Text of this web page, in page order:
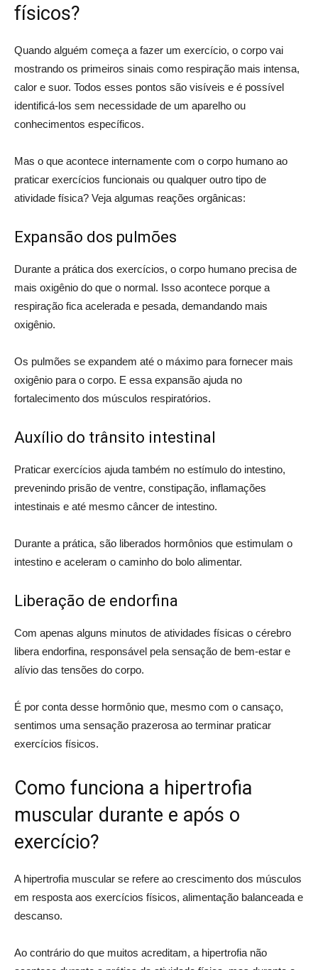
físicos?
Quando alguém começa a fazer um exercício, o corpo vai
mostrando os primeiros sinais como respiração mais intensa,
calor e suor. Todos esses pontos são visíveis e é possível
identificá-los sem necessidade de um aparelho ou
conhecimentos específicos.
Mas o que acontece internamente com o corpo humano ao
praticar exercícios funcionais ou qualquer outro tipo de
atividade física? Veja algumas reações orgânicas:
Expansão dos pulmões
Durante a prática dos exercícios, o corpo humano precisa de
mais oxigênio do que o normal. Isso acontece porque a
respiração fica acelerada e pesada, demandando mais
oxigênio.
Os pulmões se expandem até o máximo para fornecer mais
oxigênio para o corpo. E essa expansão ajuda no
fortalecimento dos músculos respiratórios.
Auxílio do trânsito intestinal
Praticar exercícios ajuda também no estímulo do intestino,
prevenindo prisão de ventre, constipação, inflamações
intestinais e até mesmo câncer de intestino.
Durante a prática, são liberados hormônios que estimulam o
intestino e aceleram o caminho do bolo alimentar.
Liberação de endorfina
Com apenas alguns minutos de atividades físicas o cérebro
libera endorfina, responsável pela sensação de bem-estar e
alívio das tensões do corpo.
É por conta desse hormônio que, mesmo com o cansaço,
sentimos uma sensação prazerosa ao terminar praticar
exercícios físicos.
Como funciona a hipertrofia
muscular durante e após o
exercício?
A hipertrofia muscular se refere ao crescimento dos músculos
em resposta aos exercícios físicos, alimentação balanceada e
descanso.
Ao contrário do que muitos acreditam, a hipertrofia não